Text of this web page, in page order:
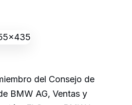
del Consejo de
BMW AG, Ventas y